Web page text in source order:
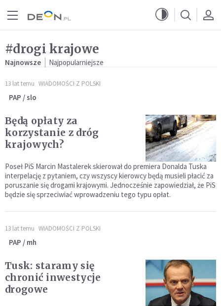
#drogi krajowe
Najnowsze Najpopularniejsze
13 lat temu WIADOMOŚCI Z POLSKI
PAP / slo
Będą opłaty za
korzystanie z dróg
krajowych?
Poseł PiS Marcin Mastalerek skierował do premiera Donalda Tuska
interpelację z pytaniem, czy wszyscy kierowcy będą musieli płacić za
poruszanie się drogami krajowymi. Jednocześnie zapowiedział, że PiS
będzie się sprzeciwiać wprowadzeniu tego typu opłat.
13 lat temu WIADOMOŚCI Z POLSKI
PAP / mh
Tusk: staramy się
chronić inwestycje
drogowe